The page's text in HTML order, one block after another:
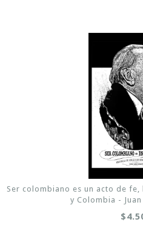
Ser colombiano es un acto de
y Colombia -